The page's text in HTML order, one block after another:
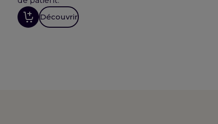
Découvrir